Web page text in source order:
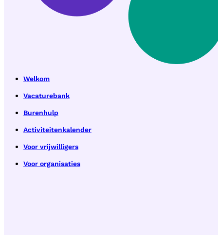
Welkom
Vacaturebank
Burenhulp
Activiteitenkalender
Voor vrijwilligers
Voor organisaties